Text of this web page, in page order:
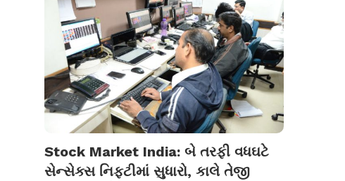
Stock Market India: બે તરફી વધઘટે
સેન્સેક્સ નિફ્ટીમાં સુધારો, કાલે તેજી